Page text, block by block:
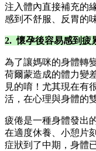
注入體內直接補充的
感到不舒服、反胃的
2. 懷孕後容易感到疲
為了讓媽咪的身體轉
荷爾蒙造成的體力變
見的唷！尤其現在有
活，在心理與身體的
疲倦是一種身體發出
在適度休養、小憩片
症狀到了中期，身體